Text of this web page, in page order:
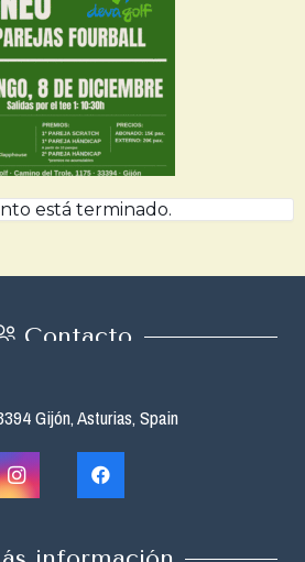
está terminado.
Contacto
Gijón, Asturias, Spain